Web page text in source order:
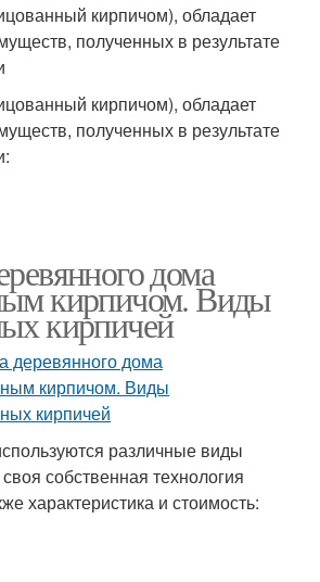
кирпичом), обладает
полученных в результате
кирпичом), обладает
полученных в результате
дома
кирпичом. Виды
кирпичей
различные виды
собственная технология
характеристика и стоимость: